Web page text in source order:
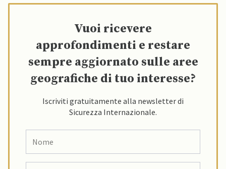
Vuoi ricevere
approfondimenti e restare
sempre aggiornato sulle aree
geografiche di tuo interesse?
Iscriviti gratuitamente alla newsletter di
Sicurezza Internazionale.